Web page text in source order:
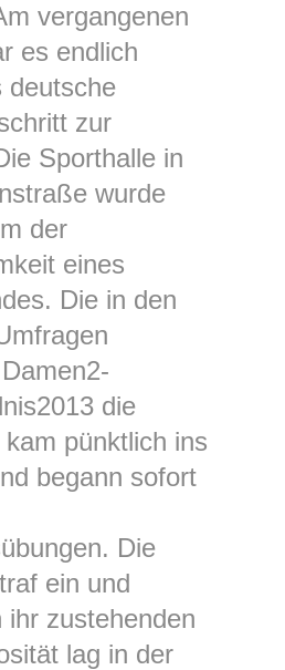
vergangenen
es endlich
deutsche
zur
Sporthalle in
wurde
der
eines
Die in den
die
pünktlich ins
begann sofort
Die
ein und
ihr zustehenden
lag in der